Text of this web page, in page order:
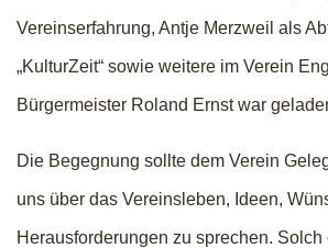
Vereinserfahrung, Antje Merzweil als
„KulturZeit“ sowie weitere im Verein
Bürgermeister Roland Ernst war
Die Begegnung sollte dem Verein
uns über das Vereinsleben, Ideen,
Herausforderungen zu sprechen. Solch